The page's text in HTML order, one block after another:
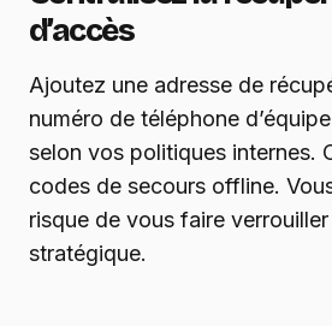
d’accès
Ajoutez une adresse de
numéro de téléphone
selon vos politiques internes.
codes de secours offline.
risque de vous faire
stratégique.